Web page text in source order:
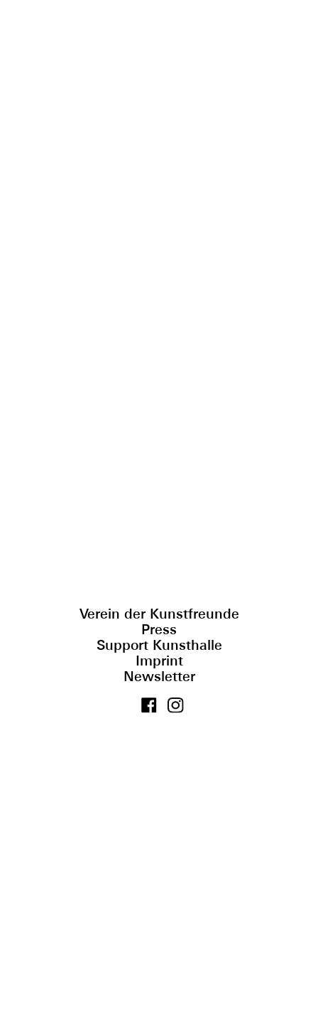
Verein der Kunstfreunde
Press
Support Kunsthalle
Imprint
Newsletter